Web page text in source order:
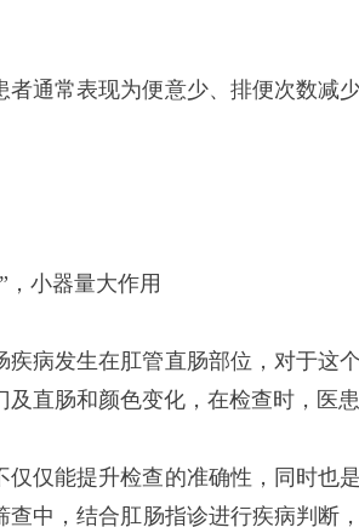
者通常表现为便意少、排便次数减
，小器量大作用
疾病发生在肛管直肠部位，对于这
及直肠和颜色变化，在检查时，医
仅仅能提升检查的准确性，同时也
查中，结合肛肠指诊进行疾病判断